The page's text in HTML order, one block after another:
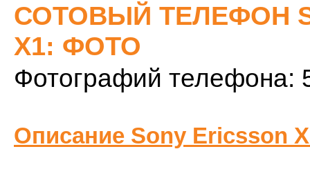
СОТОВЫЙ ТЕЛЕФОН
X1: ФОТО
Фотографий телефона:
Описание Sony Ericsson